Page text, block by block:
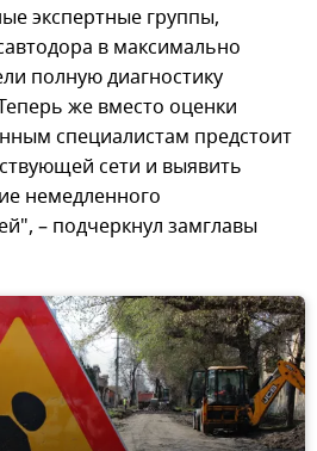
экспертные группы,
в максимально
полную диагностику
же вместо оценки
специалистам предстоит
сети и выявить
немедленного
– подчеркнул замглавы